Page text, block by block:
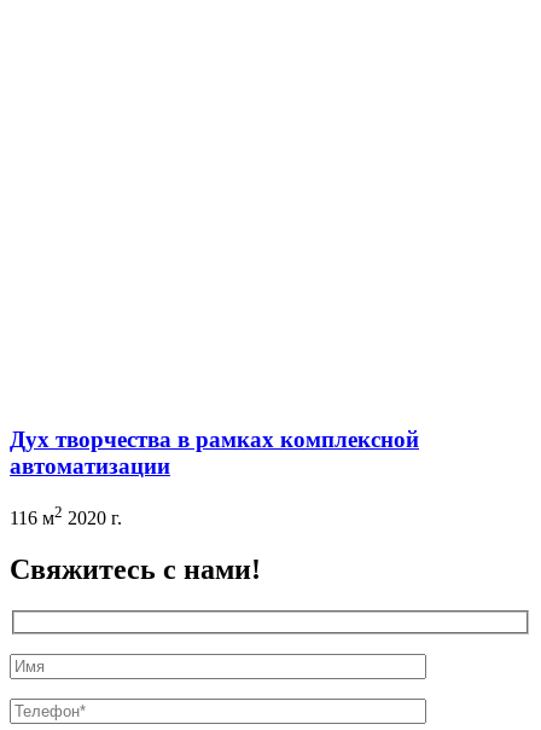
Дух творчества в рамках комплексной
автоматизации
116 м2 2020 г.
Свяжитесь с нами!